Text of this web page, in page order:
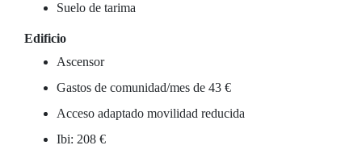
Suelo de tarima
Edificio
Ascensor
Gastos de comunidad/mes de 43 €
Acceso adaptado movilidad reducida
Ibi: 208 €